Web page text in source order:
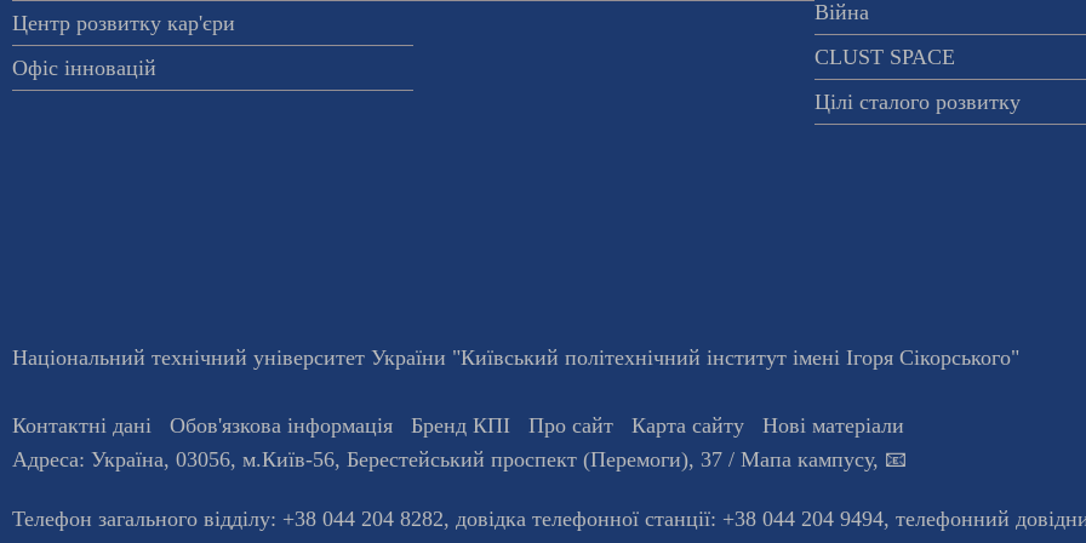
Центр розвитку кар'єри
Офіс інновацій
Війна
CLUST SPACE
Цілі сталого розвитку
Національний технічний університет України "Київський політехнічний інститут імені Ігоря Сікорського"
Контактні дані Обов'язкова інформація Бренд КПІ Про сайт Карта сайту
Нові матеріали
Адреса: Україна, 03056, м.Київ-56, Берестейський проспект (Перемоги), 37 / Мапа кампусу, 📧
Телефон загального відділу: +38 044 204 8282, довiдка телефонної станцiї: +38 044 204 9494, телефонний